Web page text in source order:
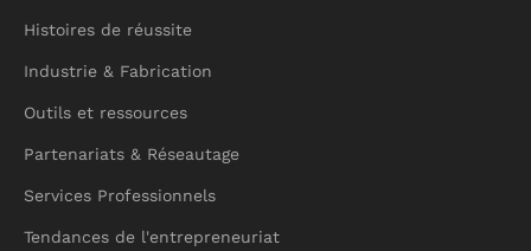
Histoires de réussite
Industrie & Fabrication
Outils et ressources
Partenariats & Réseautage
Services Professionnels
Tendances de l'entrepreneuriat